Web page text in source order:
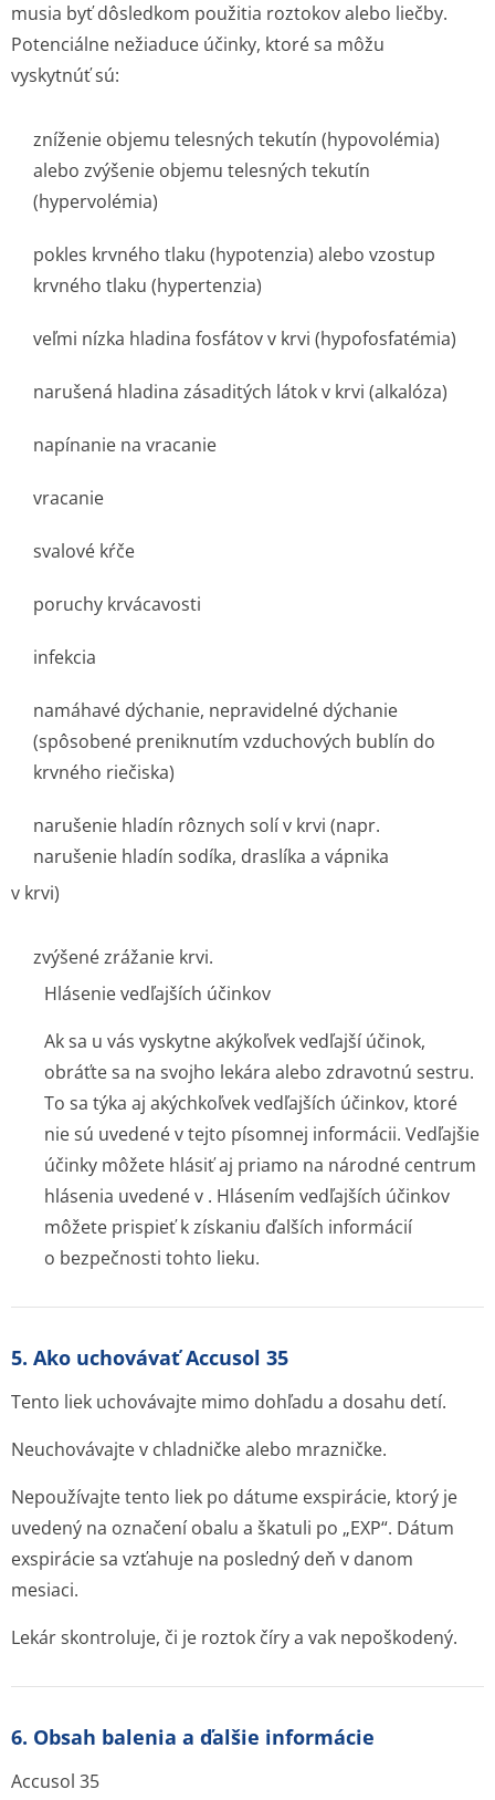
musia byť dôsledkom použitia roztokov alebo liečby.
Potenciálne nežiaduce účinky, ktoré sa môžu
vyskytnúť sú:
zníženie objemu telesných tekutín (hypovolémia)
alebo zvýšenie objemu telesných tekutín
(hypervolémia)
pokles krvného tlaku (hypotenzia) alebo vzostup
krvného tlaku (hypertenzia)
veľmi nízka hladina fosfátov v krvi (hypofosfatémia)
narušená hladina zásaditých látok v krvi (alkalóza)
napínanie na vracanie
vracanie
svalové kŕče
poruchy krvácavosti
infekcia
namáhavé dýchanie, nepravidelné dýchanie
(spôsobené preniknutím vzduchových bublín do
krvného riečiska)
narušenie hladín rôznych solí v krvi (napr.
narušenie hladín sodíka, draslíka a vápnika
v krvi)
zvýšené zrážanie krvi.
Hlásenie vedľajších účinkov
Ak sa u vás vyskytne akýkoľvek vedľajší účinok,
obráťte sa na svojho lekára alebo zdravotnú sestru.
To sa týka aj akýchkoľvek vedľajších účinkov, ktoré
nie sú uvedené v tejto písomnej informácii. Vedľajšie
účinky môžete hlásiť aj priamo na národné centrum
hlásenia uvedené v . Hlásením vedľajších účinkov
môžete prispieť k získaniu ďalších informácií
o bezpečnosti tohto lieku.
5. Ako uchovávať Accusol 35
Tento liek uchovávajte mimo dohľadu a dosahu detí.
Neuchovávajte v chladničke alebo mrazničke.
Nepoužívajte tento liek po dátume exspirácie, ktorý je
uvedený na označení obalu a škatuli po „EXP“. Dátum
exspirácie sa vzťahuje na posledný deň v danom
mesiaci.
Lekár skontroluje, či je roztok číry a vak nepoškodený.
6. Obsah balenia a ďalšie informácie
Accusol 35